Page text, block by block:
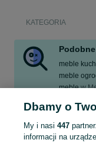
KATEGORIA
meble
meble
meble w
meble do
Zobacz
Dbamy o
My i nasi 447
informacji na